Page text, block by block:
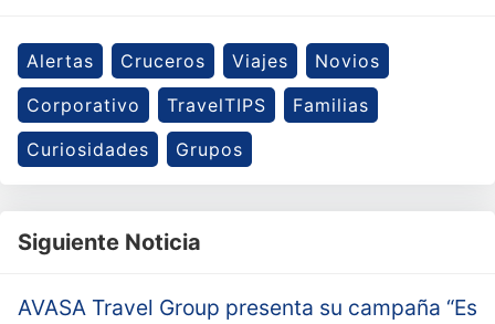
Alertas Cruceros Viajes
Novios
Corporativo
TravelTIPS
Familias
Curiosidades
Grupos
Siguiente Noticia
AVASA Travel Group presenta su campaña “Es